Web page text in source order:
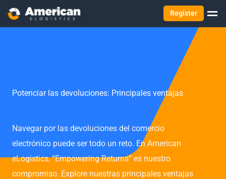
Register
Potenciar las devoluciones: Principales ventajas
Navegar por las devoluciones del comercio
electrónico puede ser todo un reto. En American
eLogistics, “Empowering Returns” es nuestro
compromiso. Explore nuestras principales ventajas